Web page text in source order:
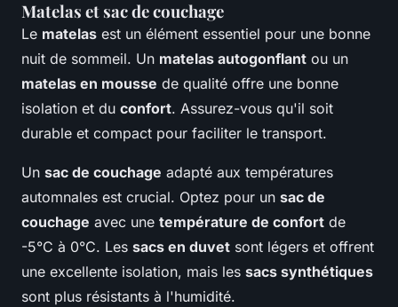
Matelas et sac de couchage
Le matelas est un élément essentiel pour une bonne
nuit de sommeil. Un matelas autogonflant ou un
matelas en mousse de qualité offre une bonne
isolation et du confort. Assurez-vous qu'il soit
durable et compact pour faciliter le transport.
Un sac de couchage adapté aux températures
automnales est crucial. Optez pour un sac de
couchage avec une température de confort de
-5°C à 0°C. Les sacs en duvet sont légers et offrent
une excellente isolation, mais les sacs synthétiques
sont plus résistants à l'humidité.